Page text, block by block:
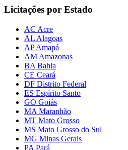
Licitações por Estado
AC Acre
AL Alagoas
AP Amapá
AM Amazonas
BA Bahia
CE Ceará
DF Distrito Federal
ES Espírito Santo
GO Goiás
MA Maranhão
MT Mato Grosso
MS Mato Grosso do Sul
MG Minas Gerais
PA Pará